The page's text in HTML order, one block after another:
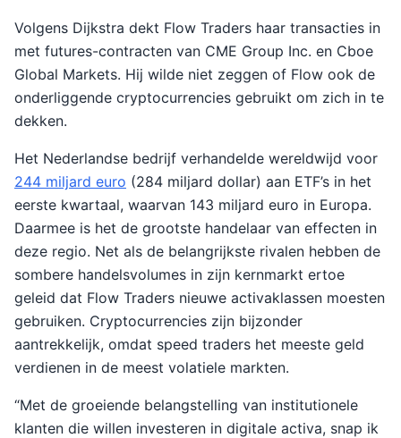
Volgens Dijkstra dekt Flow Traders haar transacties in
met futures-contracten van CME Group Inc. en Cboe
Global Markets. Hij wilde niet zeggen of Flow ook de
onderliggende cryptocurrencies gebruikt om zich in te
dekken.
Het Nederlandse bedrijf verhandelde wereldwijd voor
244 miljard euro (284 miljard dollar) aan ETF’s in het
eerste kwartaal, waarvan 143 miljard euro in Europa.
Daarmee is het de grootste handelaar van effecten in
deze regio. Net als de belangrijkste rivalen hebben de
sombere handelsvolumes in zijn kernmarkt ertoe
geleid dat Flow Traders nieuwe activaklassen moesten
gebruiken. Cryptocurrencies zijn bijzonder
aantrekkelijk, omdat speed traders het meeste geld
verdienen in de meest volatiele markten.
“Met de groeiende belangstelling van institutionele
klanten die willen investeren in digitale activa, snap ik